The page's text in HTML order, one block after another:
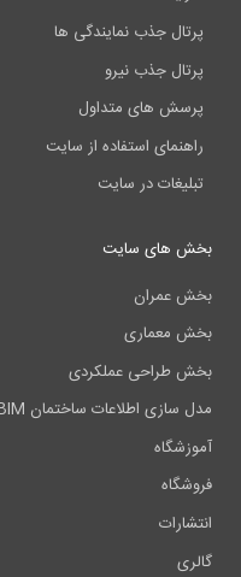
پرتال جذب نمایندگی ها
پرتال جذب نیرو
پرسش های متداول
راهنمای استفاده از سایت
تبلیغات در سایت
بخش های سایت
بخش عمران
بخش معماری
بخش طراحی عملکردی
مدل سازی اطلاعات ساختمان BIM
آموزشگاه
فروشگاه
انتشارات
گالری